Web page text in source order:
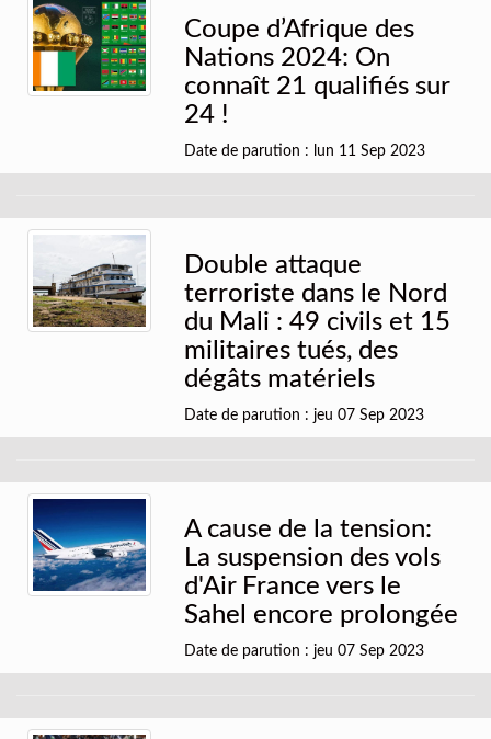
Coupe d’Afrique des
Nations 2024: On
connaît 21 qualifiés sur
24 !
Date de parution : lun 11 Sep 2023
Double attaque
terroriste dans le Nord
du Mali : 49 civils et 15
militaires tués, des
dégâts matériels
Date de parution : jeu 07 Sep 2023
A cause de la tension:
La suspension des vols
d'Air France vers le
Sahel encore prolongée
Date de parution : jeu 07 Sep 2023